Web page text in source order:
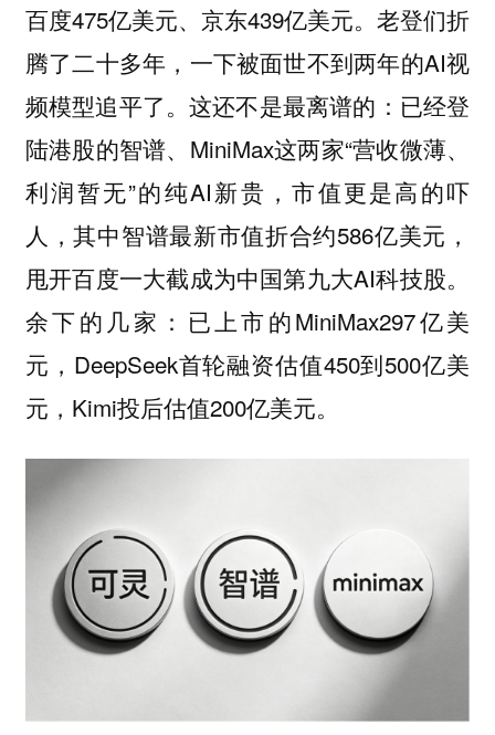
百度475亿美元、京东439亿美元。老登们折
腾了二十多年，一下被面世不到两年的AI视
频模型追平了。这还不是最离谱的：已经登
陆港股的智谱、MiniMax这两家“营收微薄、
利润暂无”的纯AI新贵，市值更是高的吓
人，其中智谱最新市值折合约586亿美元，
甩开百度一大截成为中国第九大AI科技股。
余下的几家：已上市的MiniMax297亿美
元，DeepSeek首轮融资估值450到500亿美
元，Kimi投后估值200亿美元。